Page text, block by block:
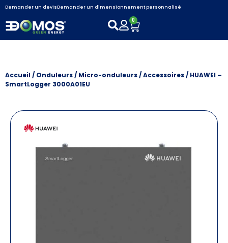
Demander un devisDemander un dimensionnement personnalisé
0
Accueil/ Onduleurs / Micro-onduleurs/Accessoires/ HUAWEI –
SmartLogger 3000A01EU